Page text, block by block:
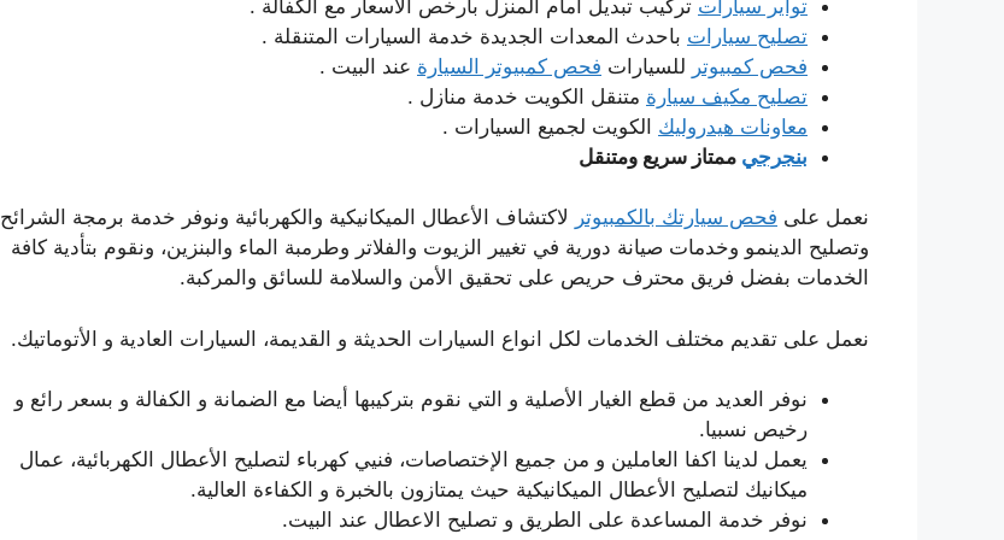
تواير سيارات تركيب تبديل امام المنزل بارخص الاسعار مع الكفالة .
تصليح سيارات باحدث المعدات الجديدة خدمة السيارات المتنقلة .
فحص كمبيوتر للسيارات فحص كمبيوتر السيارة عند البيت .
تصليح مكيف سيارة متنقل الكويت خدمة منازل .
معاونات هيدروليك الكويت لجميع السيارات .
بنجرجي ممتاز سريع ومتنقل
نعمل على فحص سيارتك بالكمبيوتر لاكتشاف الأعطال الميكانيكية والكهربائية ونوفر خدمة برمجة الشرائح
وتصليح الدينمو وخدمات صيانة دورية في تغيير الزيوت والفلاتر وطرمبة الماء والبنزين، ونقوم بتأدية كافة
الخدمات بفضل فريق محترف حريص على تحقيق الأمن والسلامة للسائق والمركبة.
نعمل على تقديم مختلف الخدمات لكل انواع السيارات الحديثة و القديمة، السيارات العادية و الأتوماتيك.
نوفر العديد من قطع الغيار الأصلية و التي نقوم بتركيبها أيضا مع الضمانة و الكفالة و بسعر رائع و
رخيص نسبيا.
يعمل لدينا اكفا العاملين و من جميع الإختصاصات، فنيي كهرباء لتصليح الأعطال الكهربائية، عمال
ميكانيك لتصليح الأعطال الميكانيكية حيث يمتازون بالخبرة و الكفاءة العالية.
نوفر خدمة المساعدة على الطريق و تصليح الاعطال عند البيت.